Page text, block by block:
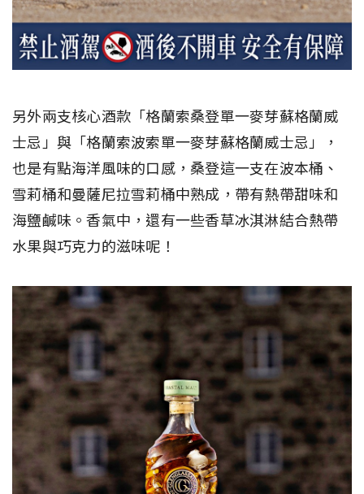
另外兩支核心酒款「格蘭索桑登單一麥芽蘇格蘭威
士忌」與「格蘭索波索單一麥芽蘇格蘭威士忌」，
也是有點海洋風味的口感，桑登這一支在波本桶、
雪莉桶和曼薩尼拉雪莉桶中熟成，帶有熱帶甜味和
海鹽鹹味。香氣中，還有一些香草冰淇淋結合熱帶
水果與巧克力的滋味呢！